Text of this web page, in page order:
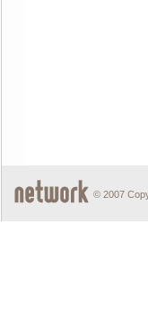
© 2007